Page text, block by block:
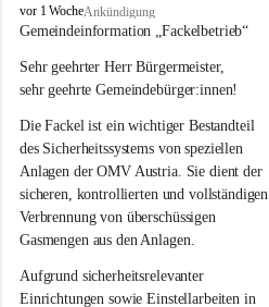
A
d
r
k
a
a
vor 1 WocheAnkündigung
Gemeindeinformation „Fackelbetrieb“
Sehr geehrter Herr Bürgermeister,
sehr geehrte Gemeindebürger:innen!
Die Fackel ist ein wichtiger Bestandteil
des Sicherheitssystems von speziellen
Anlagen der OMV Austria. Sie dient der
sicheren, kontrollierten und vollständigen
Verbrennung von überschüssigen
Gasmengen aus den Anlagen.
Aufgrund sicherheitsrelevanter
Einrichtungen sowie Einstellarbeiten in